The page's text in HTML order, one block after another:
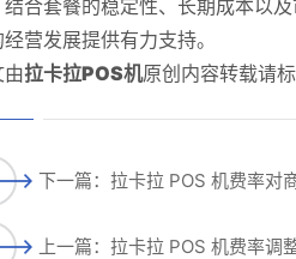
结合套餐的稳定性、长期成本以
营发展提供有力支持。
拉卡拉POS机原创内容转载请
下一篇：拉卡拉 POS 机费率对
上一篇：拉卡拉 POS 机费率调